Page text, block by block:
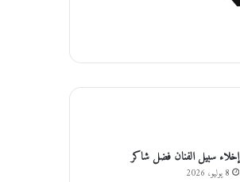
إخلاء سبيل الفنان فضل شاكر
8 يوليو، 2026